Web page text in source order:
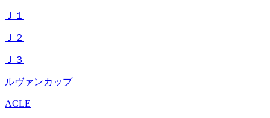
Ｊ１
Ｊ２
Ｊ３
ルヴァンカップ
ACLE